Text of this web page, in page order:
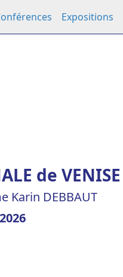
Expositions
de VENISE
Karin DEBBAUT